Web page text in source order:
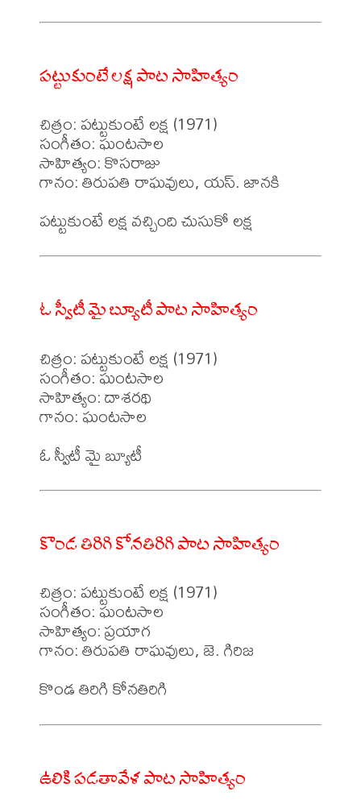
పట్టుకుంటే లక్ష పాట సాహిత్యం
చిత్రం: పట్టుకుంటే లక్ష (1971)
సంగీతం: ఘంటసాల
సాహిత్యం: కొసరాజు
గానం: తిరుపతి రాఘవులు, యస్. జానకి
ఓ స్వీటీ మై బ్యూటీ పాట సాహిత్యం
చిత్రం: పట్టుకుంటే లక్ష (1971)
సంగీతం: ఘంటసాల
సాహిత్యం: దాశరథి
గానం: ఘంటసాల
కొండ తిరిగి కోనతిరిగి పాట సాహిత్యం
చిత్రం: పట్టుకుంటే లక్ష (1971)
సంగీతం: ఘంటసాల
సాహిత్యం: ప్రయాగ
గానం: తిరుపతి రాఘవులు, జె. గిరిజ
ఉలికి పడతావేళ పాట సాహిత్యం